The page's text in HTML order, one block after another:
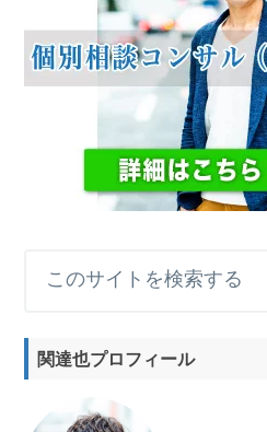
イ
ト
検
関達也プロフィール